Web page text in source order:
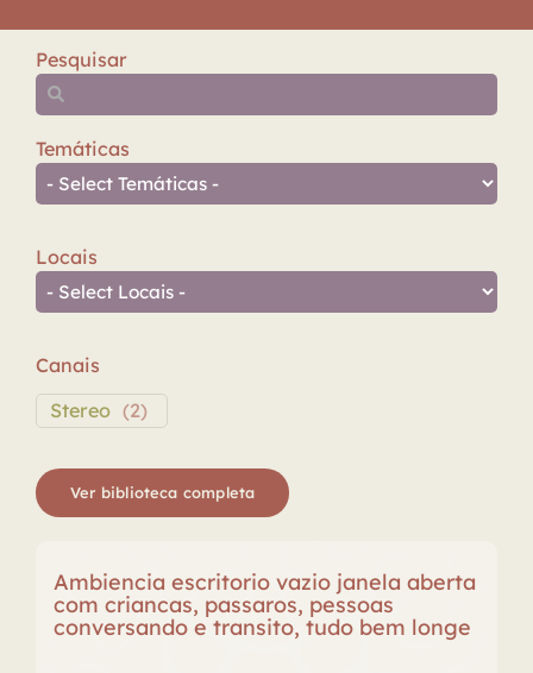
Pesquisar
Temáticas
Locais
Canais
Stereo (2)
Ver biblioteca completa
Ambiencia escritorio vazio janela aberta
com criancas, passaros, pessoas
conversando e transito, tudo bem longe